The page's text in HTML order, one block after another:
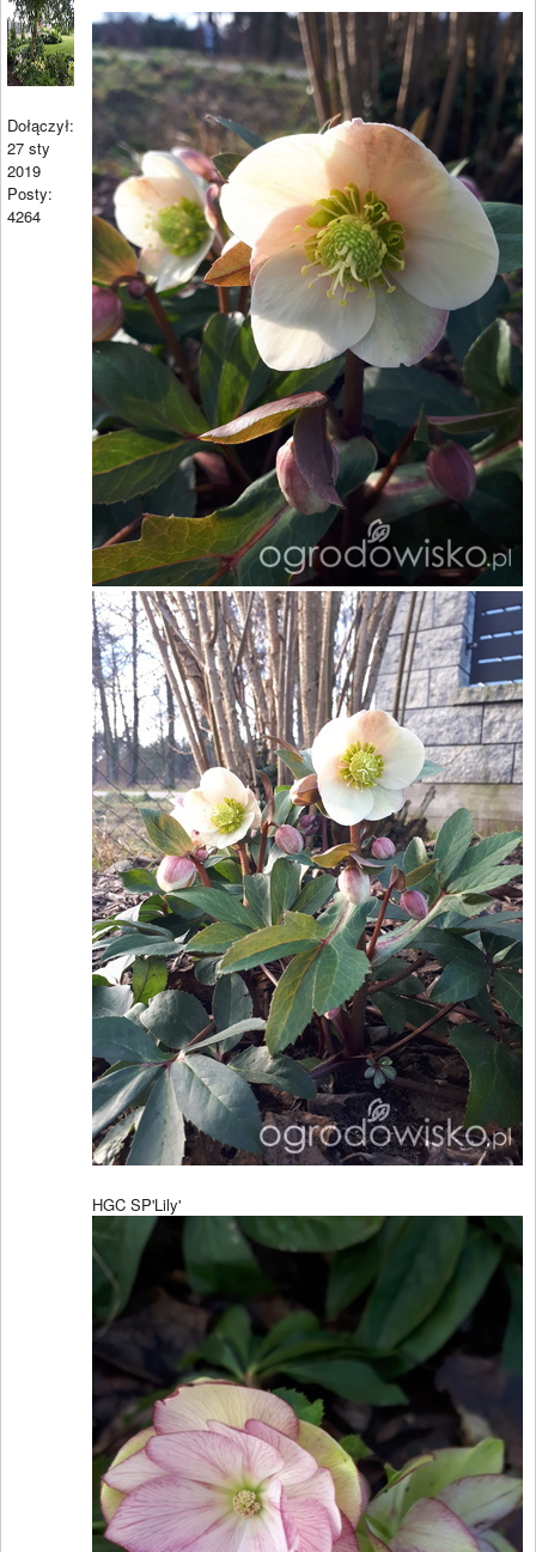
Dołączył:
27 sty
2019
Posty:
4264
HGC SP'Lily'